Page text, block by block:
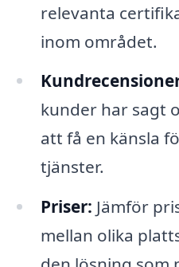
relevanta
inom området.
kunder har sagt
att få en känsla
tjänster.
Priser: Jämför
mellan olika